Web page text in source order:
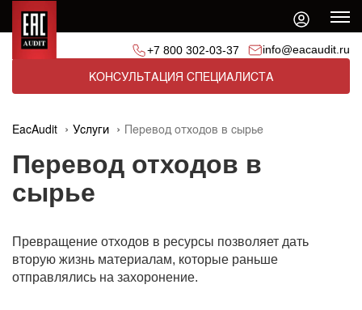
+7 800 302-03-37 info@eacaudit.ru
КОНСУЛЬТАЦИЯ СПЕЦИАЛИСТА
EacAudit Услуги Перевод отходов в сырье
Перевод отходов в
сырье
Превращение отходов в ресурсы позволяет дать
вторую жизнь материалам, которые раньше
отправлялись на захоронение.